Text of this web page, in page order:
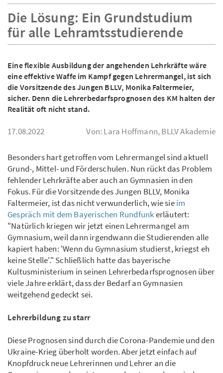
Die Lösung: Ein Grundstudium
für alle Lehramtsstudierende
Eine flexible Ausbildung der angehenden Lehrkräfte wäre
eine effektive Waffe im Kampf gegen Lehrermangel, ist sich
die Vorsitzende des Jungen BLLV, Monika Faltermeier,
sicher. Denn die Lehrerbedarfsprognosen des KM halten der
Realität oft nicht stand.
17.08.2022 Von: Lara Hoffmann, BLLV Akademie
Besonders hart getroffen vom Lehrermangel sind aktuell
Grund-, Mittel- und Förderschulen. Nun rückt das Problem
fehlender Lehrkräfte aber auch an Gymnasien in den
Fokus. Für die Vorsitzende des Jungen BLLV, Monika
Faltermeier, ist das nicht verwunderlich, wie sieim
Gespräch mit dem Bayerischen Rundfunkerläutert:
"Natürlich kriegen wir jetzt einen Lehrermangel am
Gymnasium, weil dann irgendwann die Studierenden alle
kapiert haben: 'Wenn du Gymnasium studierst, kriegst eh
keine Stelle'." Schließlich hatte das bayerische
Kultusministerium in seinen Lehrerbedarfsprognosen über
viele Jahre erklärt, dass der Bedarf an Gymnasien
weitgehend gedeckt sei.
Lehrerbildung zu starr
Diese Prognosen sind durch die Corona-Pandemie und den
Ukraine-Krieg überholt worden. Aber jetzt einfach auf
Knopfdruck neue Lehrerinnen und Lehrer an die